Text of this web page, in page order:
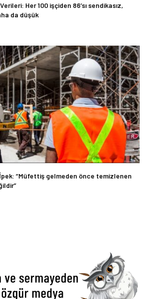
Her 100 işçiden 86’sı sendikasız,
da düşük
İpek: “Müfettiş gelmeden önce temizlenen